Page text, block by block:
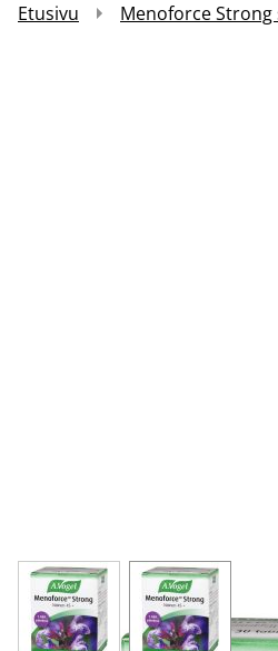
Etusivu Menoforce
View larger imageView larger